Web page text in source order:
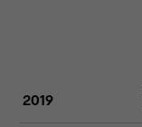
2019